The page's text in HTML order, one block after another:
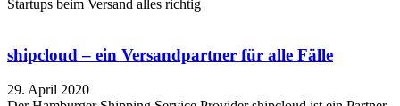
Startups beim Versand alles richtig
shipcloud – ein Versandpartner für alle Fälle
29. April 2020